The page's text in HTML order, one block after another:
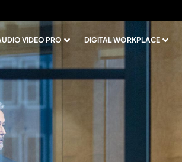
VIDEO PRO DIGITAL WORKPLACE